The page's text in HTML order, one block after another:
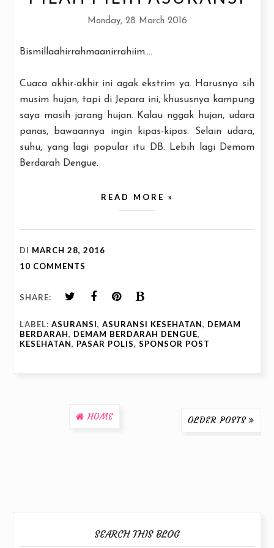
Monday, 28 March 2016
Bismillaahirrahmaanirrahiim....
Cuaca akhir-akhir ini agak ekstrim ya. Harusnya sih
musim hujan, tapi di Jepara ini, khususnya kampung
saya masih jarang hujan. Kalau nggak hujan, udara
panas, bawaannya ingin kipas-kipas. Selain udara,
suhu, yang lagi popular itu DB. Lebih lagi Demam
Berdarah Dengue.
READ MORE »
DI MARCH 28, 2016
10 COMMENTS
SHARE:
LABEL: ASURANSI, ASURANSI KESEHATAN, DEMAM
BERDARAH, DEMAM BERDARAH DENGUE,
KESEHATAN, PASAR POLIS, SPONSOR POST
OLDER POSTS
HOME
SEARCH THIS BLOG